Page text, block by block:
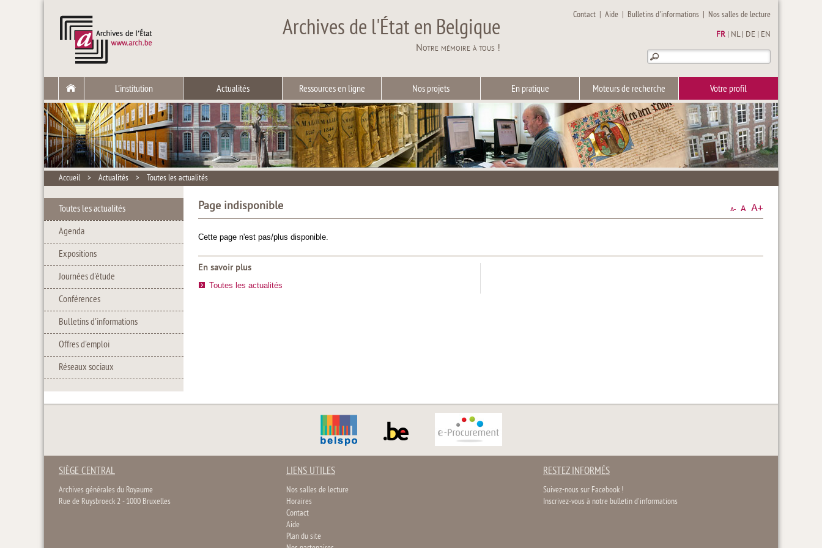
Archives de l'État en Belgique
Notre mémoire à tous !
Contact |Aide | Bulletins d'informations | Nos salles de lecture
FR NL| DE EN
L'institution Actualités Ressources en ligne Nos projets En pratique Moteurs de recherche Votre profil
Accueil > Actualités > Toutes les actualités
Toutes les actualités
Agenda
Expositions
Journées d'étude
Conférences
Bulletins d'informations
Offres d'emploi
Réseaux sociaux
Page indisponible
Cette page n'est pas/plus disponible.
En savoir plus
Toutes les actualités
SIÈGE CENTRAL
Archives générales du Royaume
Rue de Ruysbroeck 2 - 1000 Bruxelles
LIENS UTILES
Nos salles de lecture
Horaires
Contact
Aide
Plan du site
RESTEZ INFORMÉS
Suivez-nous sur Facebook !
Inscrivez-vous à notre bulletin d'informations